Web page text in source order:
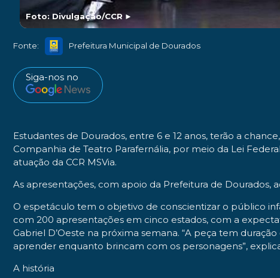
Foto: Divulgação/CCR ►
Fonte: Prefeitura Municipal de Dourados
Siga-nos no
Estudantes de Dourados, entre 6 e 12 anos, terão a
Companhia de Teatro Parafernália, por meio da Lei
atuação da CCR MSVia.
As apresentações, com apoio da Prefeitura de Dourados,
O espetáculo tem o objetivo de conscientizar o público
com 200 apresentações em cinco estados, com a
Gabriel D’Oeste na próxima semana. “A peça tem
aprender enquanto brincam com os personagens”,
A história